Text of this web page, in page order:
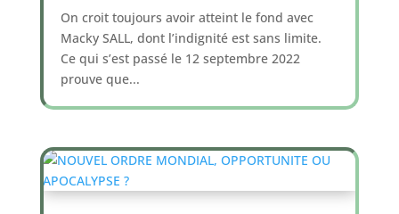
On croit toujours avoir atteint le fond avec
Macky SALL, dont l’indignité est sans limite.
Ce qui s’est passé le 12 septembre 2022
prouve que...